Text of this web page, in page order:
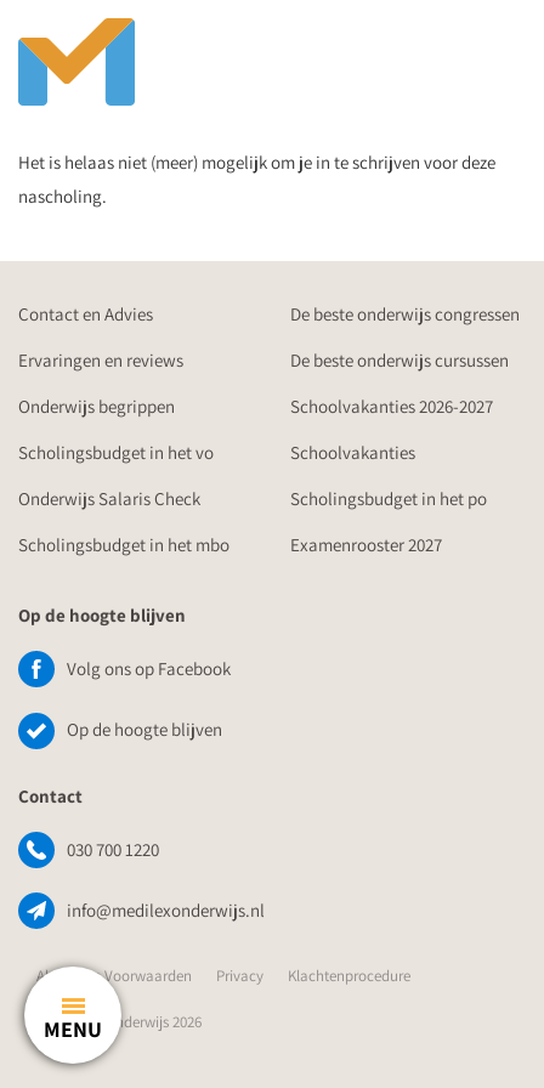
Het is helaas niet (meer) mogelijk om je in te schrijven voor deze
nascholing.
Contact en Advies
De beste onderwijs congressen
Ervaringen en reviews
De beste onderwijs cursussen
Onderwijs begrippen
Schoolvakanties 2026-2027
Scholingsbudget in het vo
Schoolvakanties
Onderwijs Salaris Check
Scholingsbudget in het po
Scholingsbudget in het mbo
Examenrooster 2027
Op de hoogte blijven
Volg ons op Facebook
Op de hoogte blijven
Contact
030 700 1220
info@medilexonderwijs.nl
Algemene Voorwaarden Privacy Klachtenprocedure
© Medilex Onderwijs 2026
MENU